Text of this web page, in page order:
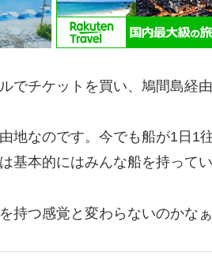
でチケットを買い、鳩間島経
地なのです。今でも船が1日1
基本的にはみんな船を持って
持つ感覚と変わらないのかな